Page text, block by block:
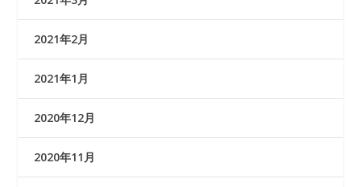
2021年2月
2021年1月
2020年12月
2020年11月